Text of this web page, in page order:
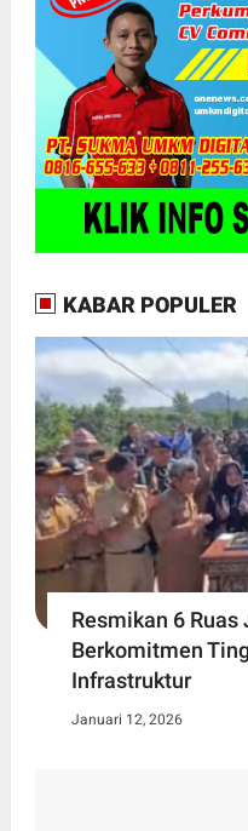
KABAR POPULER
Resmikan 6
Berkomitmen
Infrastruktur
Januari 12, 2026